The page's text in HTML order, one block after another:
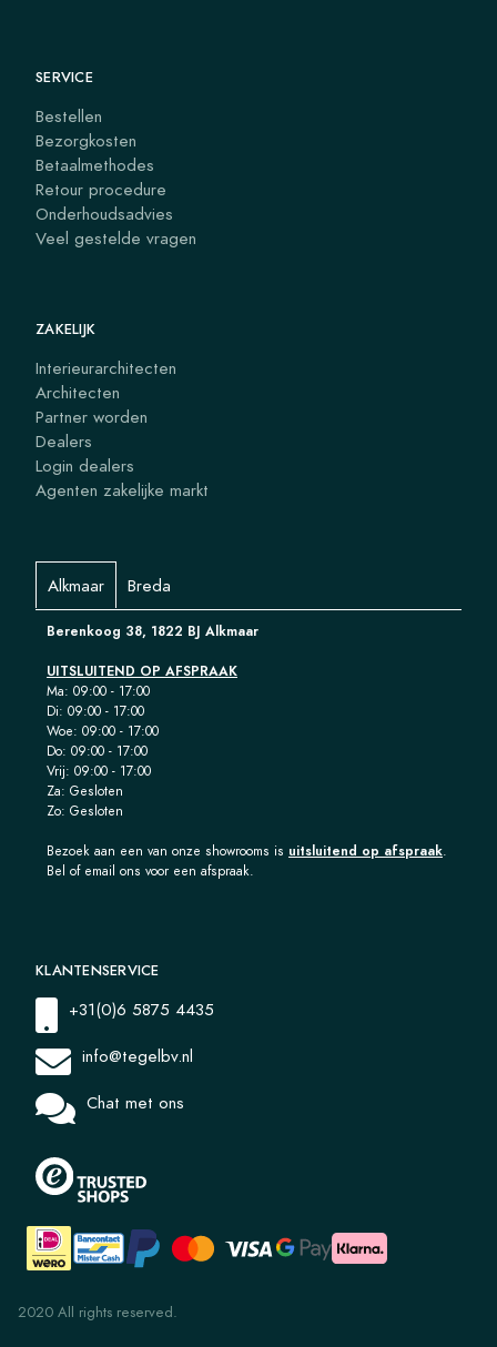
SERVICE
Bestellen
Bezorgkosten
Betaalmethodes
Retour procedure
Onderhoudsadvies
Veel gestelde vragen
ZAKELIJK
Interieurarchitecten
Architecten
Partner worden
Dealers
Login dealers
Agenten zakelijke markt
Alkmaar Breda
Berenkoog 38, 1822 BJ Alkmaar
UITSLUITEND OP AFSPRAAK
Ma: 09:00 - 17:00
Di: 09:00 - 17:00
Woe: 09:00 - 17:00
Do: 09:00 - 17:00
Vrij: 09:00 - 17:00
Za: Gesloten
Zo: Gesloten
Bezoek aan een van onze showrooms is uitsluitend op afspraak.
Bel of email ons voor een afspraak.
KLANTENSERVICE
+31(0)6 5875 4435
info@tegelbv.nl
Chat met ons
2020 All rights reserved.